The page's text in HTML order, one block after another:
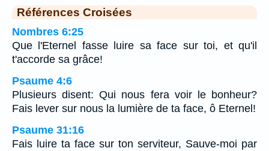
Références Croisées
Nombres 6:25
Que l'Eternel fasse luire sa face sur toi, et qu'il
t'accorde sa grâce!
Psaume 4:6
Plusieurs disent: Qui nous fera voir le bonheur?
Fais lever sur nous la lumière de ta face, ô Eternel!
Psaume 31:16
Fais luire ta face sur ton serviteur, Sauve-moi par